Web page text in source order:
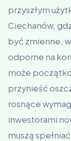
przyszłym
Ciechanów,
być zmienne,
odporne na
może
przynieść
rosnące
inwestorami
muszą